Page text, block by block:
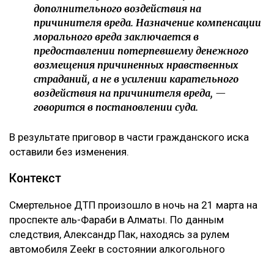
дополнительного воздействия на
причинителя вреда. Назначение компенсации
морального вреда заключается в
предоставлении потерпевшему денежного
возмещения причиненных нравственных
страданий, а не в усилении карательного
воздействия на причинителя вреда, —
говорится в постановлении суда.
В результате приговор в части гражданского иска
оставили без изменения.
Контекст
Смертельное ДТП произошло в ночь на 21 марта на
проспекте аль-Фараби в Алматы. По данным
следствия, Александр Пак, находясь за рулем
автомобиля Zeekr в состоянии алкогольного